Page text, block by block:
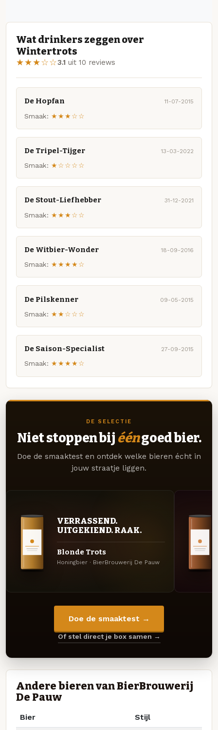
Wat drinkers zeggen over
Wintertrots
★★★☆☆3.1 uit 10 reviews
De Hopfan 11-07-2015
Smaak: ★★★☆☆
De Tripel-Tijger 13-03-2022
Smaak: ★☆☆☆☆
De Stout-Liefhebber 31-12-2021
Smaak: ★★★☆☆
De Witbier-Wonder 18-09-2016
Smaak: ★★★★☆
De Pilskenner 09-05-2015
Smaak: ★★☆☆☆
De Saison-Specialist 27-09-2015
Smaak: ★★★★☆
DE SELECTIE
Niet stoppen bij ééngoed bier.
Doe de smaaktest en ontdek welke bieren écht in
jouw straatje liggen.
VERRASSEND.
UITGEKIEND. RAAK.
Blonde Trots
Honingbier · BierBrouwerij De Pauw
Doe de smaaktest →
Of stel direct je box samen →
Andere bieren van BierBrouwerij
De Pauw
Bier Stijl